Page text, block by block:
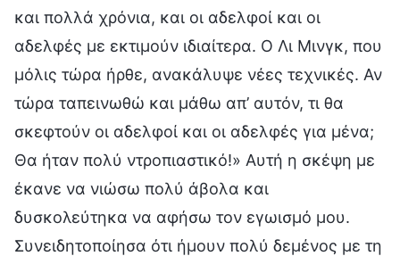
και πολλά χρόνια, και οι αδελφοί και οι
αδελφές με εκτιμούν ιδιαίτερα. Ο Λι Μινγκ, που
μόλις τώρα ήρθε, ανακάλυψε νέες τεχνικές. Αν
τώρα ταπεινωθώ και μάθω απ’ αυτόν, τι θα
σκεφτούν οι αδελφοί και οι αδελφές για μένα;
Θα ήταν πολύ ντροπιαστικό!» Αυτή η σκέψη με
έκανε να νιώσω πολύ άβολα και
δυσκολεύτηκα να αφήσω τον εγωισμό μου.
Συνειδητοποίησα ότι ήμουν πολύ δεμένος με τη